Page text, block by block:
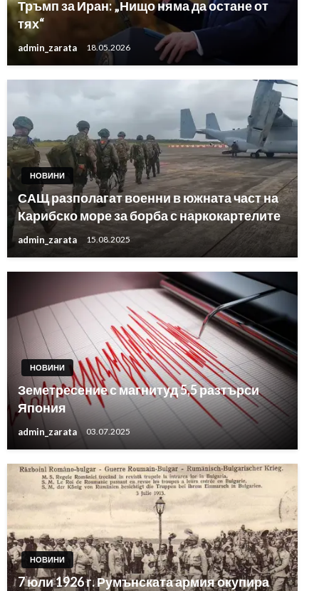
Тръмп за Иран: „Нищо няма да остане от
тях“
admin_zarata 18.05.2026
НОВИНИ
САЩ разполагат военни в южната част на
Карибско море за борба с наркокартелите
admin_zarata 15.08.2025
НОВИНИ
Земетресение с магнитуд 5,5 разтърси
Япония
admin_zarata 03.07.2025
НОВИНИ
7 юли 1926 г. Румънската армия окупира